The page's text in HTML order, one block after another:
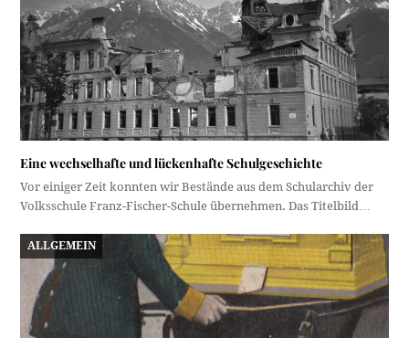
Eine wechselhafte und lückenhafte Schulgeschichte
Vor einiger Zeit konnten wir Bestände aus dem Schularchiv der
Volksschule Franz-Fischer-Schule übernehmen. Das Titelbild…
ALLGEMEIN